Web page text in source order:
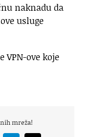
naknadu da
usluge
ove koje
mreža!